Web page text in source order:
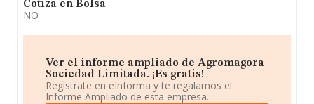
Cotiza en Bolsa
NO
Ver el informe ampliado de Agromagora
Sociedad Limitada. ¡Es gratis!
Regístrate en eInforma y te regalamos el
Informe Ampliado de esta empresa.